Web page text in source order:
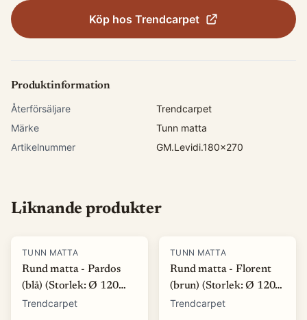
Köp hos Trendcarpet
Produktinformation
Återförsäljare
Trendcarpet
Märke
Tunn matta
Artikelnummer
GM.Levidi.180x270
Liknande produkter
TUNN MATTA
Rund matta - Pardos
(blå) (Storlek: Ø 120
cm)
Trendcarpet
TUNN MATTA
Rund matta - Florent
(brun) (Storlek: Ø 120
cm)
Trendcarpet